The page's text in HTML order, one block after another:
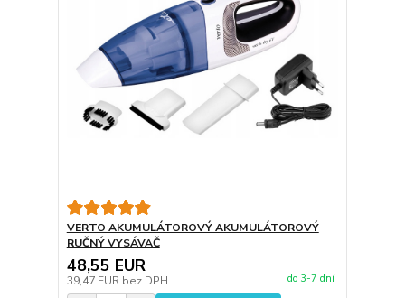
VERTO AKUMULÁTOROVÝ AKUMULÁTOROVÝ
RUČNÝ VYSÁVAČ
48,55 EUR
39,47 EUR bez DPH do 3-7 dní